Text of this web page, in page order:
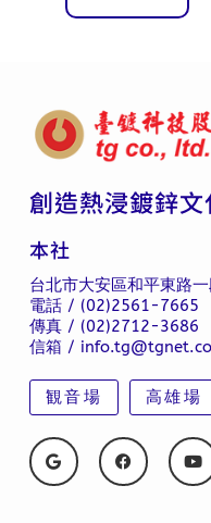
創造熱浸鍍鋅
本社
台北市大安區和平東路
電話 / (02)2561-7665
傳真 / (02)2712-3686
信箱 /
観音場 高雄場